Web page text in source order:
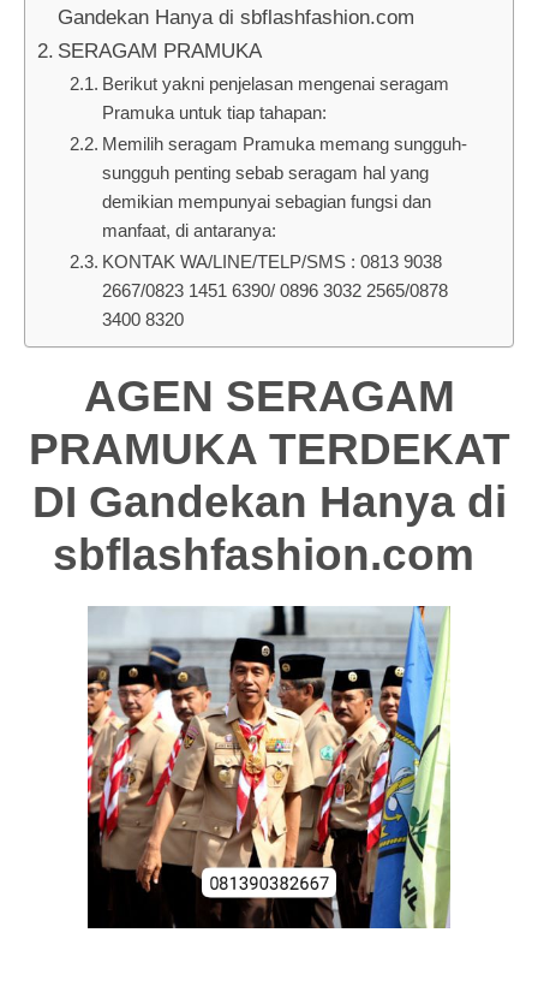
Gandekan Hanya di sbflashfashion.com
SERAGAM PRAMUKA
Berikut yakni penjelasan mengenai seragam
Pramuka untuk tiap tahapan:
Memilih seragam Pramuka memang sungguh-
sungguh penting sebab seragam hal yang
demikian mempunyai sebagian fungsi dan
manfaat, di antaranya:
KONTAK WA/LINE/TELP/SMS : 0813 9038
2667/0823 1451 6390/ 0896 3032 2565/0878
3400 8320
AGEN SERAGAM
PRAMUKA TERDEKAT
DI Gandekan Hanya di
sbflashfashion.com